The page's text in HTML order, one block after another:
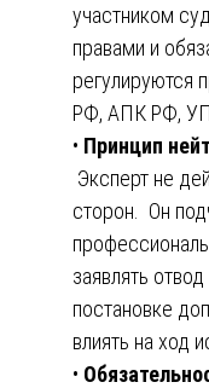
участником
правами и
регулируются
РФ, АПК РФ,
• Принцип
Эксперт не
сторон. Он
заявлять
постановке
влиять на ход
•